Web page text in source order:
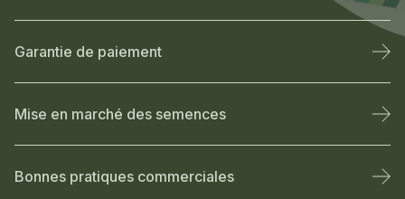
Garantie de paiement
Mise en marché des semences
Bonnes pratiques commerciales